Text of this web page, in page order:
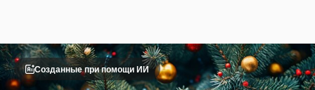
Созданные при помощи ИИ